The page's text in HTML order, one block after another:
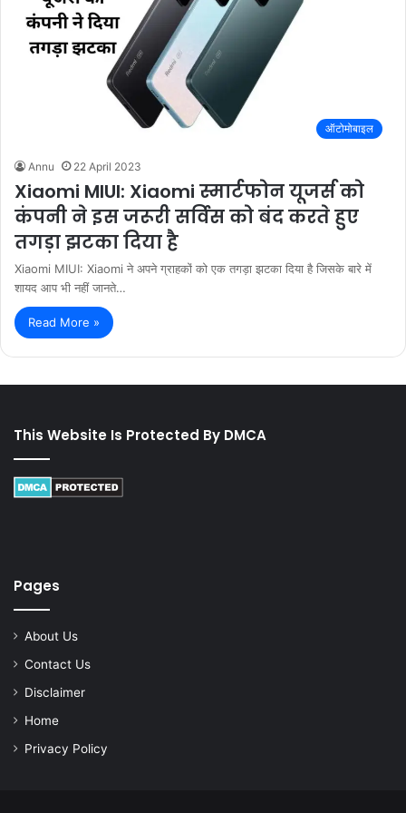
ऑटोमोबाइल
Annu 22 April 2023
Xiaomi MIUI: Xiaomi स्मार्टफोन यूजर्स को
कंपनी ने इस जरूरी सर्विस को बंद करते हुए
तगड़ा झटका दिया है
Xiaomi MIUI: Xiaomi ने अपने ग्राहकों को एक तगड़ा झटका दिया है जिसके बारे में
शायद आप भी नहीं जानते…
Read More »
This Website Is Protected By DMCA
Pages
About Us
Contact Us
Disclaimer
Home
Privacy Policy